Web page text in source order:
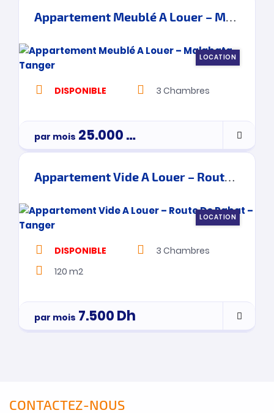
Appartement Meublé A Louer – Malabata – Tanger
LOCATION
DISPONIBLE 3 Chambres
par mois 25.000Dh
Appartement Vide A Louer – Route De Rabat – Tanger
LOCATION
DISPONIBLE 3 Chambres
120 m2
par mois 7.500Dh
CONTACTEZ-NOUS